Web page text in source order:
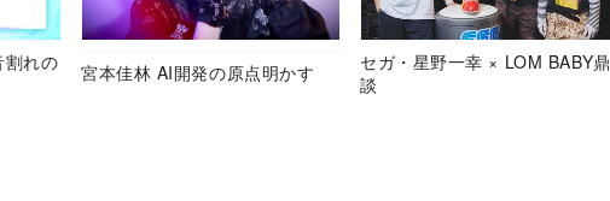
割れの
宮本佳林 AI開発の原点明かす
セガ・星野一幸 × LOM BABY鼎
談